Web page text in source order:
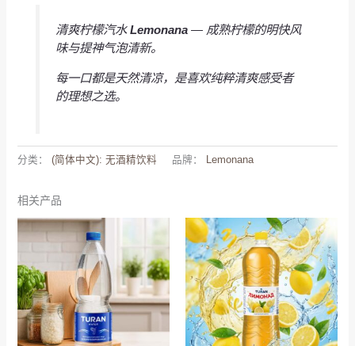
清爽柠檬汽水Lemonana— 成熟柠檬的明快风
味与提神气泡清新。
每一口都是天然清凉，是喜欢纯粹清爽感受者
的理想之选。
分类： (简体中文): 无酒精饮料 品牌： Lemonana
相关产品